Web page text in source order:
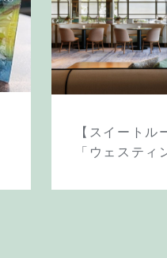
【スイートル
「ウェスティ